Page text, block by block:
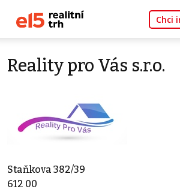
Chci
Reality pro Vás s.r.o.
Staňkova 382/39
612 00